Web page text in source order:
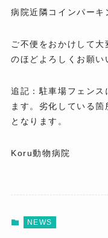
病院近隣コインパーキ
ご不便をおかけして
のほどよろしくお願い
追記：駐車場フェンス
ます。劣化している
となります。
Koru動物病院
NEWS